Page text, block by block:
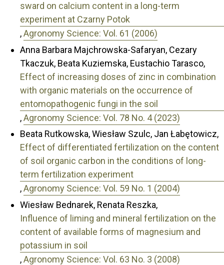
sward on calcium content in a long-term
experiment at Czarny Potok
,Agronomy Science: Vol. 61 (2006)
Anna Barbara Majchrowska-Safaryan, Cezary
Tkaczuk, Beata Kuziemska, Eustachio Tarasco,
Effect of increasing doses of zinc in combination
with organic materials on the occurrence of
entomopathogenic fungi in the soil
,Agronomy Science: Vol. 78 No. 4 (2023)
Beata Rutkowska, Wiesław Szulc, Jan Łabętowicz,
Effect of differentiated fertilization on the content
of soil organic carbon in the conditions of long-
term fertilization experiment
,Agronomy Science: Vol. 59 No. 1 (2004)
Wiesław Bednarek, Renata Reszka,
Influence of liming and mineral fertilization on the
content of available forms of magnesium and
potassium in soil
,Agronomy Science: Vol. 63 No. 3 (2008)